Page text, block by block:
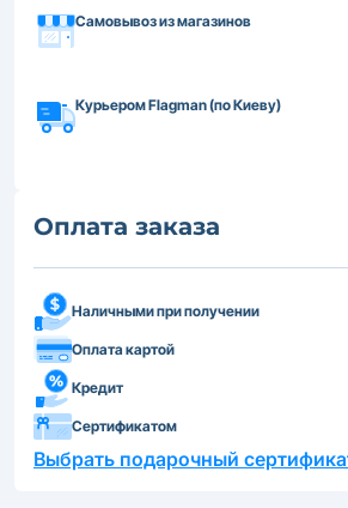
Самовывоз из магазинов
Курьером Flagman (по Киеву)
Оплата заказа
Наличными при получении
Оплата картой
Кредит
Сертификатом
Выбрать подарочный